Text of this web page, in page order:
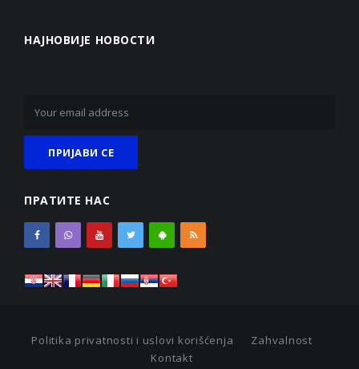
НАЈНОВИЈЕ НОВОСТИ
ПРАТИТЕ НАС
Politika privatnosti i uslovi korišćenja
Zahvalnost
Kontakt